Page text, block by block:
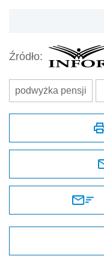
Źródło:
podwyżka pensji